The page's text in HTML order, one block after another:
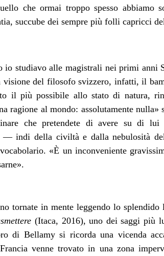
che ormai troppo spesso abbiamo
succube dei sempre più folli capricci
io studiavo alle magistrali nei primi anni
visione del filosofo svizzero, infatti, il
il più possibile allo stato di natura,
ragione al mondo: assolutamente
che pretendete di avere su di
— indi della civiltà e dalla nebulosità
«È un inconveniente
tornate in mente leggendo lo
(Itaca, 2016), uno dei saggi più
di Bellamy si ricorda una vicenda
venne trovato in una zona